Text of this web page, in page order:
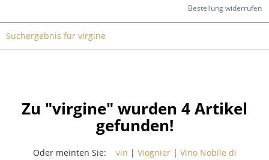
Bestellung widerrufen
Suchergebnis für virgine
Zu "virgine" wurden 4Artikel
gefunden!
Oder meinten Sie: vin | Viognier| Vino Nobile di